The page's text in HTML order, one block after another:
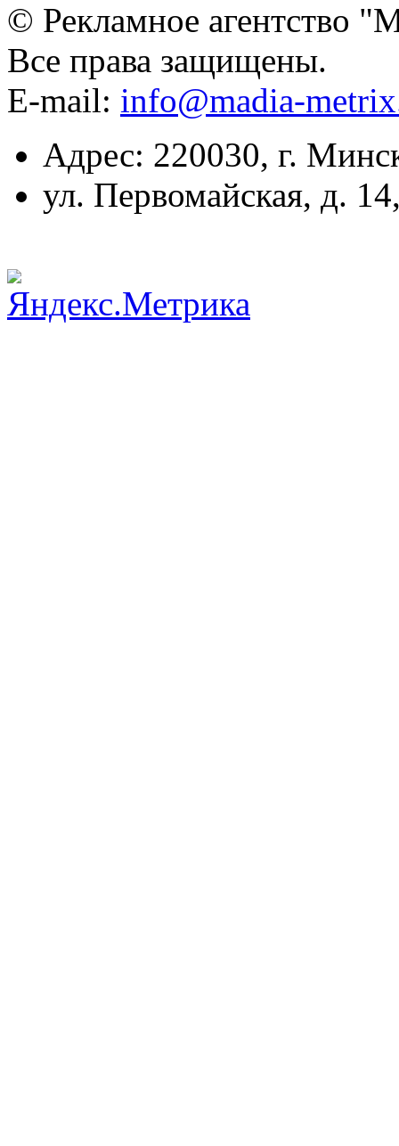
© Рекламное агентство
Все права защищены.
E-mail: info@madia-
Адрес: 220030, г.
ул. Первомайская, д.